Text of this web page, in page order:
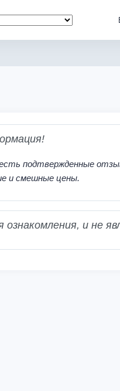
подтвержденные
и смешные цены.
и не